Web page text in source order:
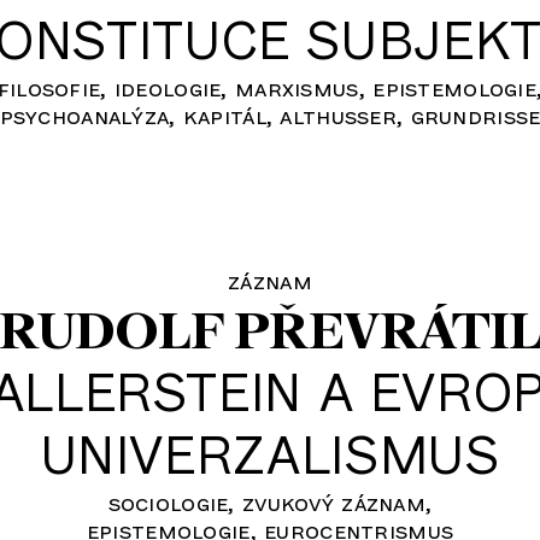
filosofie ideologie marxismus
epistemologie
psychoanalýza
kapitál althusser grundrisse
záznam
RUDOLF PŘEVRÁTIL
A
UNIVERZALISMUS
sociologie zvukový záznam
epistemologie
eurocentrismus